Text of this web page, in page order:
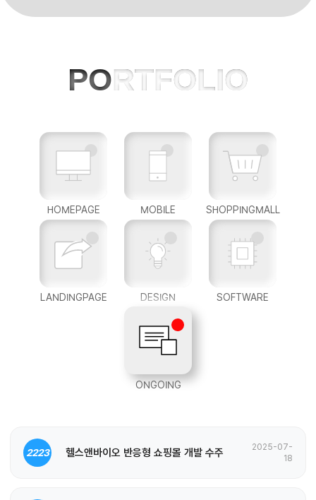
PORTFOLIO
HOMEPAGE MOBILE SHOPPINGMALL
LANDINGPAGE DESIGN SOFTWARE
ONGOING
2223 헬스앤바이오 반응형 쇼핑몰 개발 수주
2025-07-
18